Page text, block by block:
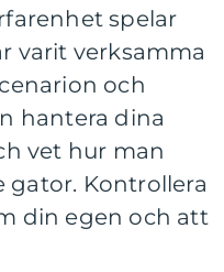
spelar
varit verksamma
och
hantera dina
vet hur man
gator. Kontrollera
din egen och att